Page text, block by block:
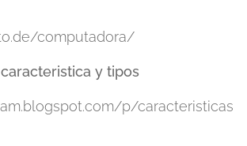
computadora/
y tipos
p/caracteristicas